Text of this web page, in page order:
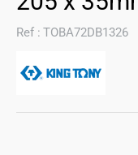
Ref : TOBA72DB1326